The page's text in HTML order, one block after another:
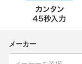
メーカー